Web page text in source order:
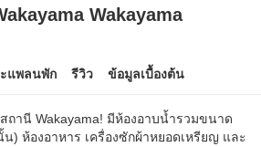
Wakayama
แพลนพัก รีวิว ข้อมูลเบื้องต้น
ถานี Wakayama! มีห้องอาบน้ำรวมขนาด
) ห้องอาหาร เครื่องซักผ้าหยอดเหรียญ และ